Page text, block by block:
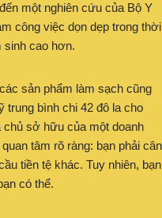
một nghiên cứu của Bộ Y
công việc dọn dẹp trong thời
sinh cao hơn.
sản phẩm làm sạch cũng
trung bình chi 42 đô la cho
chủ sở hữu của một doanh
tâm rõ ràng: bạn phải cân
tiền tệ khác. Tuy nhiên, bạn
có thể.